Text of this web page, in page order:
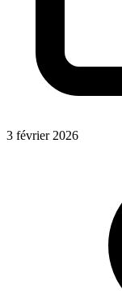
3 février 2026